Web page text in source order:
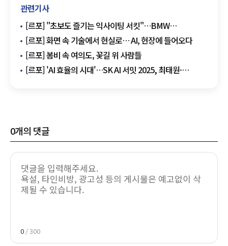
관련기사
[르포] "초보도 즐기는 익사이팅 서킷"…BMW
드라이빙센터서 배운 '운전의 기술'
[르포] 화면 속 기술에서 현실로… AI, 현장에 들어오다
[르포] 봄비 속 여의도, 꽃길 위 사람들
[르포] 'AI 효율의 시대'…SK AI 서밋 2025, 최태원·
0개의 댓글
0 / 300